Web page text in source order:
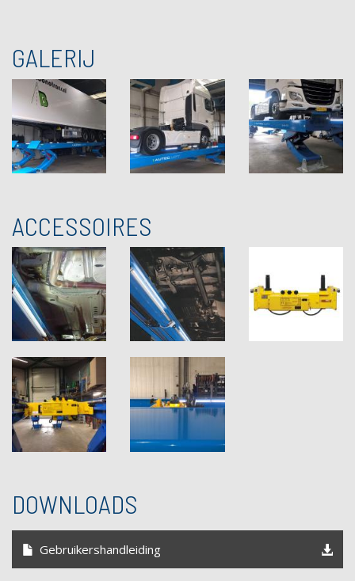
GALERIJ
ACCESSOIRES
DOWNLOADS
Gebruikershandleiding